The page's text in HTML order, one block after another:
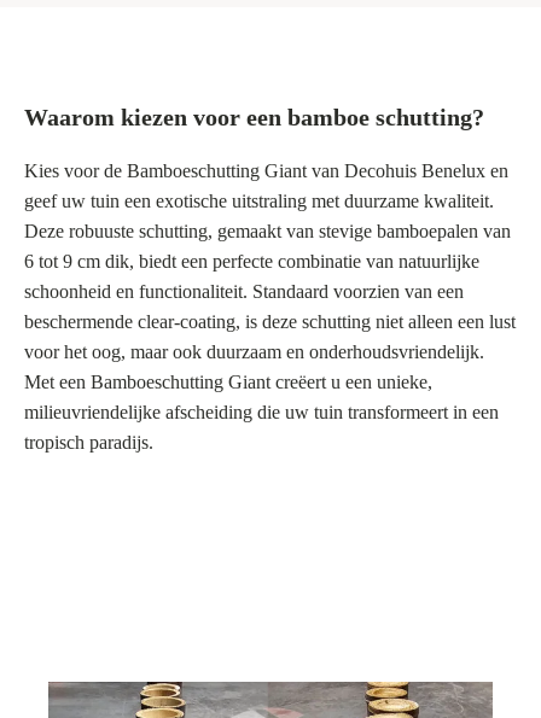
Waarom kiezen voor een bamboe schutting?
Kies voor de Bamboeschutting Giant van Decohuis Benelux en
geef uw tuin een exotische uitstraling met duurzame kwaliteit.
Deze robuuste schutting, gemaakt van stevige bamboepalen van
6 tot 9 cm dik, biedt een perfecte combinatie van natuurlijke
schoonheid en functionaliteit. Standaard voorzien van een
beschermende clear-coating, is deze schutting niet alleen een lust
voor het oog, maar ook duurzaam en onderhoudsvriendelijk.
Met een Bamboeschutting Giant creëert u een unieke,
milieuvriendelijke afscheiding die uw tuin transformeert in een
tropisch paradijs.